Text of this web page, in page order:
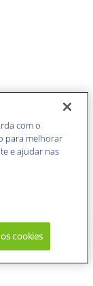
com o
para melhorar
e ajudar nas
cookies